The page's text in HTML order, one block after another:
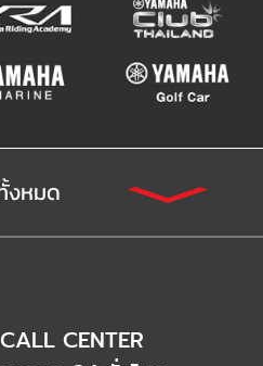
งหมด
CENTER